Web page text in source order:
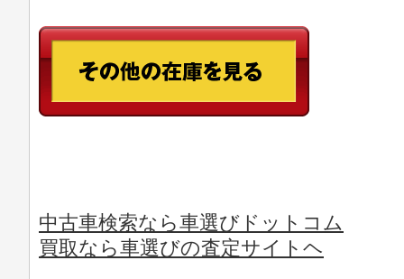
中古車検索なら車選びドットコム
買取なら車選びの査定サイトヘ